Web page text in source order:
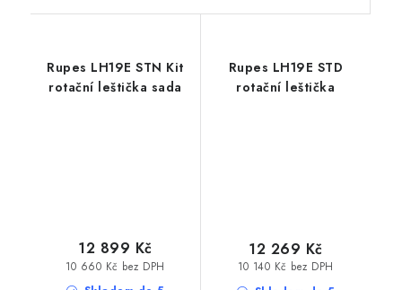
Rupes LH19E STN Kit
rotační leštička sada
10 660 Kč bez DPH
12 899 Kč
Rupes LH19E STD
rotační leštička
10 140 Kč bez DPH
12 269 Kč